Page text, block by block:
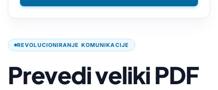
REVOLUCIONIRANJE KOMUNIKACIJE
Prevedi veliki PDF